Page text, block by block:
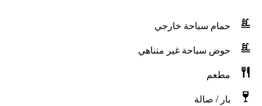
حمام سباحة خارجي
حوض سباحة غير متناهي
مطعم
بار / صالة